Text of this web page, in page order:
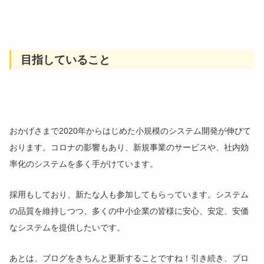
目指していること
おかげさまで2020年からはじめた小規模のシステム開発が伸びて
おります。コロナの影響もあり、新規事業のサービスや、社内効
率化のシステムを多く手がけています。
採用もしており、新たな人も参加してもらっています。システム
の品質を維持しつつ、多くの中小企業の皆様に安心、安定、安価
なシステムを提供したいです。
あとは、ブログをきちんと更新することですね！引き続き、ブロ